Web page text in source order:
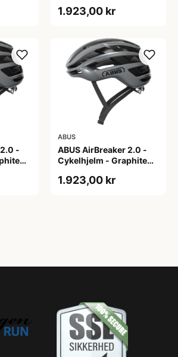
1.923,00 kr
-
ABUS
ABUS AirBreaker 2.0 -
Cykelhjelm - Graphite
1.923,00 kr